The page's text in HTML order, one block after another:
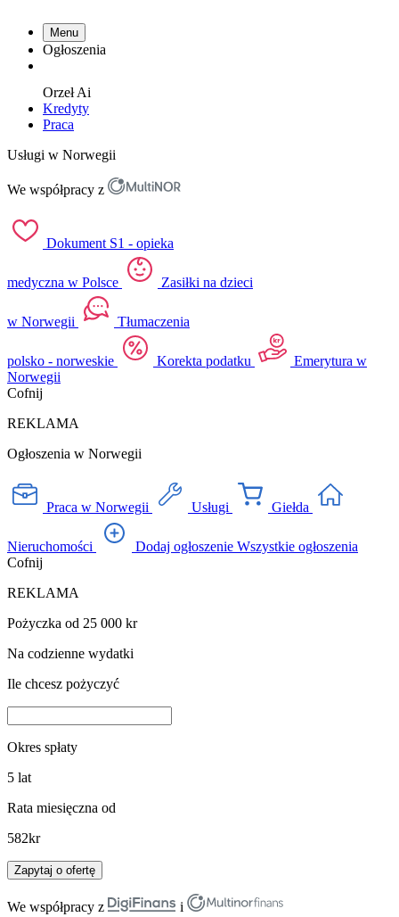
Menu
Ogłoszenia
OrzełAi
Kredyty
Praca
Usługi w Norwegii
We współpracy z
Dokument S1 - opieka
medyczna w Polsce Zasiłki na dzieci
w Norwegii Tłumaczenia
polsko - norweskie Korekta podatku
Emerytura w
Norwegii
Cofnij
REKLAMA
Ogłoszenia w Norwegii
Praca w Norwegii Usługi Giełda
Nieruchomości Dodaj ogłoszenie Wszystkie ogłoszenia
Cofnij
REKLAMA
Pożyczka od 25 000 kr
Na codzienne wydatki
Ile chcesz pożyczyć
Okres spłaty
5 lat
Rata miesięczna od
582kr
Zapytaj o ofertę
We współpracy z
i